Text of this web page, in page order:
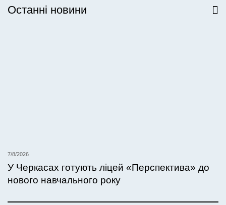
Останні новини
7/8/2026
У Черкасах готують ліцей «Перспектива» до
нового навчального року